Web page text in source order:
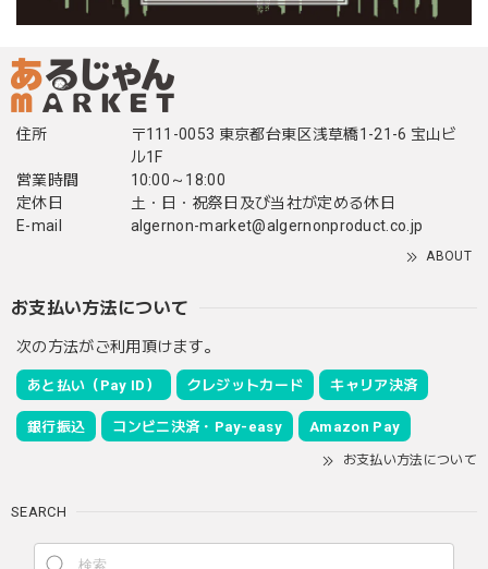
住所
〒111-0053 東京都台東区浅草橋1-21-6 宝山ビ
ル1F
営業時間
10:00～18:00
定休日
土・日・祝祭日及び当社が定める休日
E-mail
algernon-market@algernonproduct.co.jp
ABOUT
お支払い方法について
次の方法がご利用頂けます。
あと払い（Pay ID） クレジットカード キャリア決済
銀行振込 コンビニ決済・Pay-easy Amazon Pay
お支払い方法について
SEARCH